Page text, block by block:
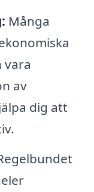
Många
vara
av
dig att